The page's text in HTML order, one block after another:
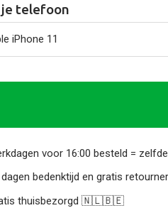
je telefoon
voor 16:00 besteld =
dagen bedenktijd en gratis
thuisbezorgd 🇳🇱🇧🇪